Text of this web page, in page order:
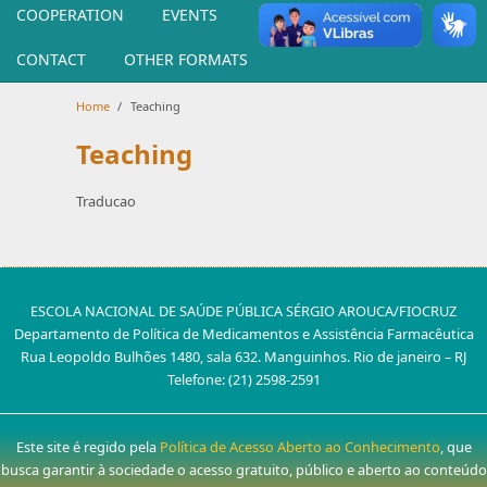
COOPERATION EVENTS PUBLICATIONS
CONTACT OTHER FORMATS
Home / Teaching
Teaching
Traducao
ESCOLA NACIONAL DE SAÚDE PÚBLICA SÉRGIO AROUCA/FIOCRUZ
Departamento de Política de Medicamentos e Assistência Farmacêutica
Rua Leopoldo Bulhões 1480, sala 632. Manguinhos. Rio de janeiro – RJ
Telefone: (21) 2598-2591
Este site é regido pelaPolítica de Acesso Aberto ao Conhecimento, que
busca garantir à sociedade o acesso gratuito, público e aberto ao conteúdo